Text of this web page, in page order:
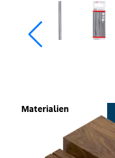
Materialien